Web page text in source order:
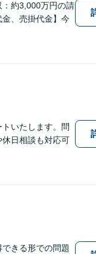
約3,000万円の請
、売掛代金】今
いたします。問
日相談も対応可
きる形での問題